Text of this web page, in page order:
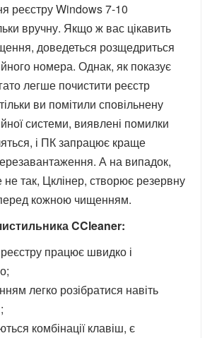
реєстру Windows 7-10
вручну. Якщо ж вас цікавить
доведеться розщедриться
номера. Однак, як показує
легше почистити реєстр
ви помітили сповільнену
системи, виявлені помилки
і ПК запрацює краще
А на випадок,
так, Цклінер, створює резервну
кожною чищенням.
CCleaner:
працює швидко і
легко розібратися навіть
комбінації клавіш, є